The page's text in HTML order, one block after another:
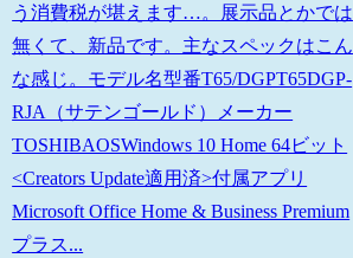
う消費税が堪えます…。展示品とかでは
無くて、新品です。主なスペックはこん
な感じ。モデル名型番T65/DGPT65DGP-
RJA（サテンゴールド）メーカー
TOSHIBAOSWindows 10 Home 64ビット
<Creators Update適用済>付属アプリ
Microsoft Office Home & Business Premium
プラス...